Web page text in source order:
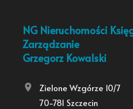
NG Nieruchomości
Zarządzanie
Grzegorz Kowalski
Zielone Wzgórze 10/7
70-781 Szczecin